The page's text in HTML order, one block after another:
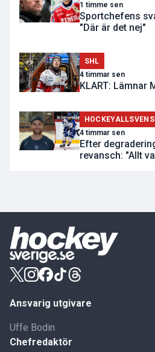
1 timme sen
Sportchefens
"Där är det nej"
SHL
4 timmar sen
KLART: Lämnar
4 timmar sen
Efter
revansch: "Allt
Ansvarig utgivare
Uffe Bodin
Chefredaktör